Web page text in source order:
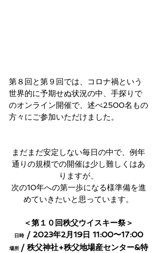
第８回と第９回では、コロナ禍という
世界的に予期せぬ状況の中、手探りで
のオンライン開催で、述べ2500名もの
方々にご参加いただけました。
まだまだ安定しない毎日の中で、例年
通りの規模での開催は少し難しくはあ
りますが、
次の10年への第一歩になる様準備を進
めていきたいと思っています。
＜第１０回秩父ウイスキー祭＞
日時 / 2023年2月19日 11:00〜17:00
場所 / 秩父神社+秩父地場産センター&特